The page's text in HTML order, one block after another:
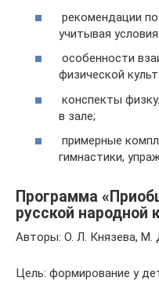
рекомендации
учитывая
особенности
физической
конспекты
в зале;
примерные
гимнастики,
Программа
русской народной
Авторы: О. Л. Князева, М.
Цель: формирование у